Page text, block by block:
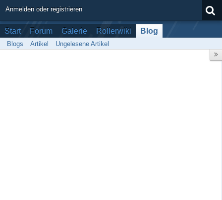
Anmelden oder registrieren
Start Forum Galerie Rollerwiki Blog
Blogs Artikel Ungelesene Artikel